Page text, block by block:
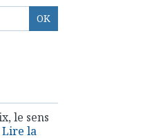
le sens
Lire la